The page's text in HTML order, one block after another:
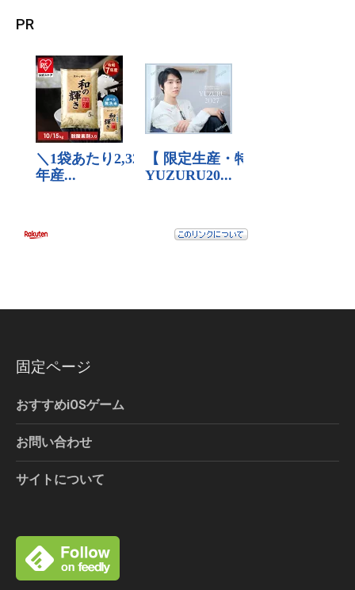
PR
固定ページ
おすすめiOSゲーム
お問い合わせ
サイトについて